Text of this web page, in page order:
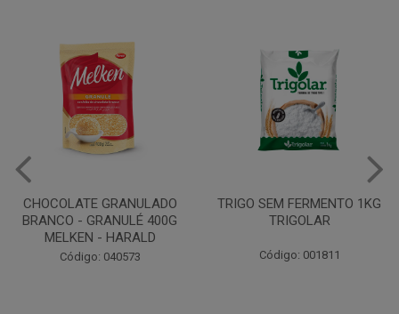
TRIGO SEM FERMENTO 1KG
TRIGOLAR
Código: 001811
CHANTILINHO EM PO 400G
MIX
Código: 037442